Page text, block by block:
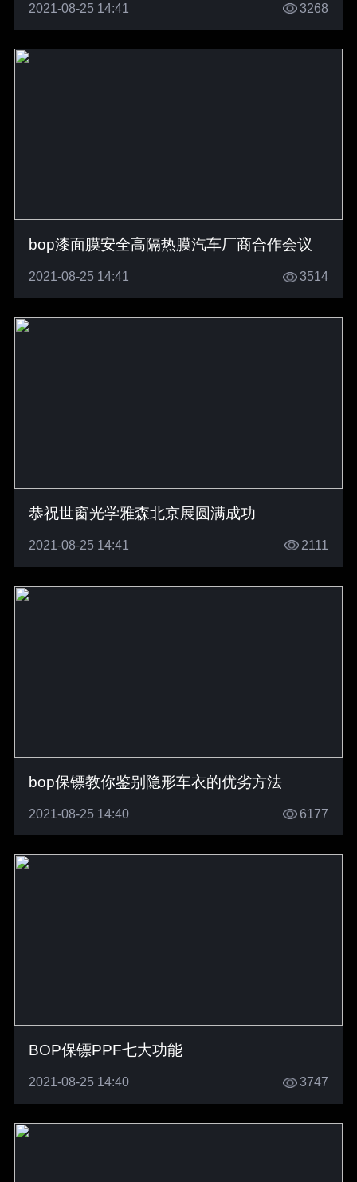
2021-08-25 14:41 3268
bop漆面膜安全高隔热膜汽车厂商合作会议
2021-08-25 14:41 3514
恭祝世窗光学雅森北京展圆满成功
2021-08-25 14:41 2111
bop保镖教你鉴别隐形车衣的优劣方法
2021-08-25 14:40 6177
BOP保镖PPF七大功能
2021-08-25 14:40 3747